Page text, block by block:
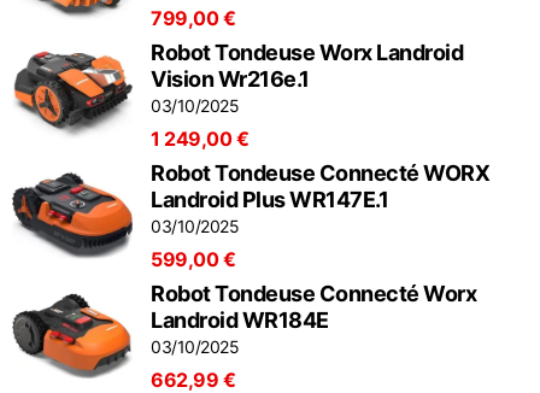
799,00 €
Robot Tondeuse Worx Landroid
Vision Wr216e.1
03/10/2025
1 249,00 €
Robot Tondeuse Connecté WORX
Landroid Plus WR147E.1
03/10/2025
599,00 €
Robot Tondeuse Connecté Worx
Landroid WR184E
03/10/2025
662,99 €